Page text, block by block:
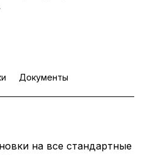
Документы
на все стандартные